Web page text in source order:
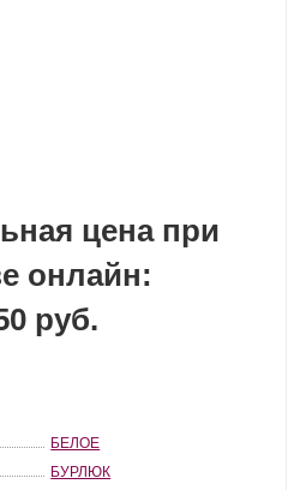
цена при
онлайн:
руб.
БЕЛОЕ
БУРЛЮК